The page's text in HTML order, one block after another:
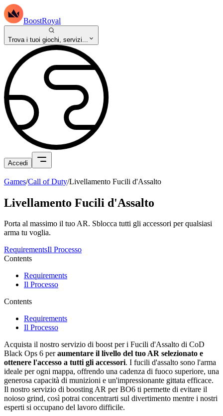
BoostRoyal
Trova i tuoi giochi, servizi...
Accedi
Games/Call of Duty/Livellamento Fucili d'Assalto
Livellamento Fucili d'Assalto
Porta al massimo il tuo AR. Sblocca tutti gli accessori per qualsiasi
arma tu voglia.
RequirementsIl Processo
Contents
Requirements
Il Processo
Contents
Requirements
Il Processo
Acquista il nostro servizio di boost per i Fucili d'Assalto di CoD
Black Ops 6 peraumentare il livello del tuo AR selezionato e
ottenere l'accesso a tutti gli accessori. I fucili d'assalto sono l'arma
ideale per ogni mappa, offrendo una cadenza di fuoco superiore, una
generosa capacità di munizioni e un'impressionante gittata efficace.
Il nostro servizio di boosting AR per BO6 ti permette di evitare il
noioso grind, così potrai concentrarti sul divertimento mentre i nostri
esperti si occupano del lavoro difficile.